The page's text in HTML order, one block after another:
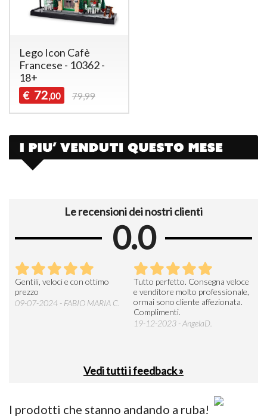
Lego Icon Cafè
Francese - 10362 -
18+
€ 72,00 79,99
Le recensioni dei nostri clienti
0.0
Gentili, veloci e con ottimo
prezzo
09-07-2024 - FABIO MARIA C.
Tutto perfetto. Consegna veloce
e venditore molto professionale,
ormai sono cliente affezionata.
Complimenti.
19-12-2023 - AngelaD.
Vedi tutti i feedback »
I prodotti che stanno andando a ruba!